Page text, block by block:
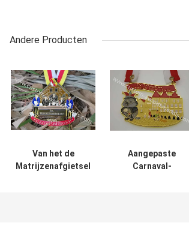
Andere Producten
Van het de
Matrijzenafgietsel
Aangepaste
Carnaval-